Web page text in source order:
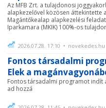
Az MFB Zrt. a tulajdonosi
alapkezelővel közösen áttekintette
Magántőkealap alapkezelési
Iparkamara (MKIK) 100%-os
2026.07.28. 17:10 • novekedes.hu
Fontos társadalmi
Elek a
Fontos társadalmi programot indít
ad hozzá